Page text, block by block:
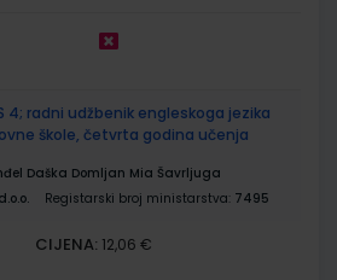
4; radni udžbenik engleskoga jezika
škole, četvrta godina učenja
Daška Domljan Mia Šavrljuga
Registarski broj ministarstva: 7495
CIJENA: 12,06 €